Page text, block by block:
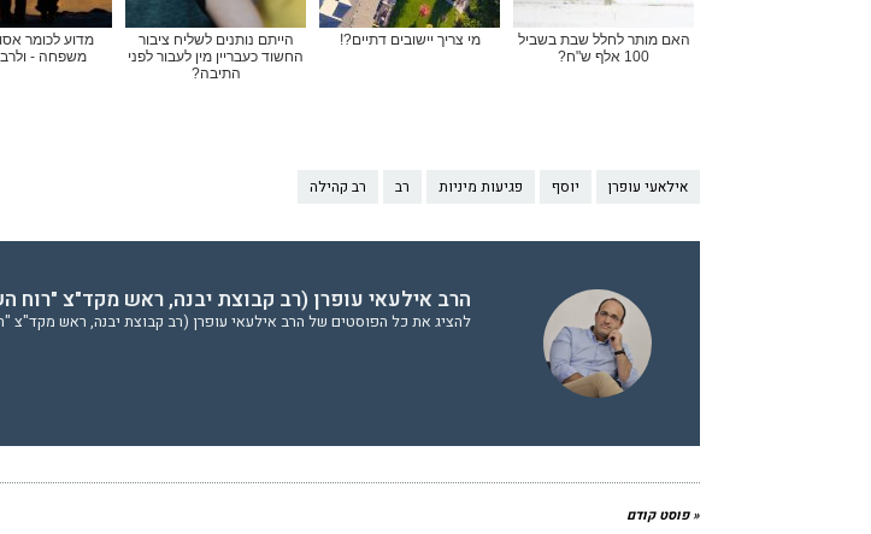
האם מותר לחלל שבת בשביל
100 אלף ש"ח?
מי צריך יישובים דתיים?!
הייתם נותנים לשליח ציבור
החשוד כעבריין מין לעבור לפני
התיבה?
מדוע לכומר
משפחה -
אילאעי עופרן יוסף פגיעות מיניות רב רב קהילה
הרב אילעאי עופרן (רב קבוצת יבנה, ראש מקד"צ "רוח
להציג את כל הפוסטים של הרב אילעאי עופרן (רב קבוצת יבנה, ראש מקד"צ
« פוסט קודם